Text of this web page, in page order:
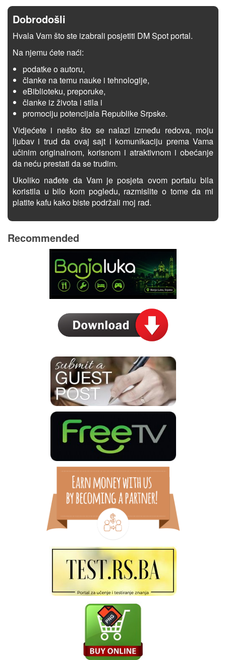
Dobrodošli
Hvala Vam što ste izabrali posjetiti DM Spot portal.
Na njemu ćete naći:
podatke o autoru,
članke na temu nauke i tehnologije,
eBiblioteku, preporuke,
članke iz života i stila i
promociju potencijala Republike Srpske.
Vidjećete i nešto što se nalazi između redova, moju
ljubav i trud da ovaj sajt i komunikaciju prema Vama
učinim originalnom, korisnom i atraktivnom i obećanje
da neću prestati da se trudim.
Ukoliko nađete da Vam je posjeta ovom portalu bila
koristila u bilo kom pogledu, razmislite o tome da mi
platite kafu kako biste podržali moj rad.
Recommended